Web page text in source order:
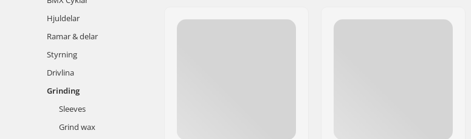
Hjuldelar
Ramar & delar
Styrning
Drivlina
Grinding
Sleeves
Grind wax